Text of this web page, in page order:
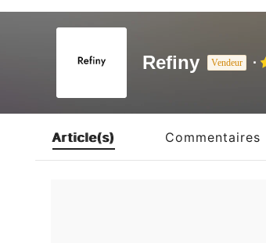
Refiny Vendeur
Article(s) Commentaires